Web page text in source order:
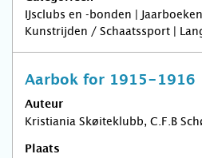
IJsclubs en -bonden |
Kunstrijden / Schaatssport |
Aarbok for 1915-1916
Auteur
Kristiania Skøiteklubb, C.F.B
Plaats